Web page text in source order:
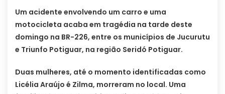
Um acidente envolvendo um carro e uma
motocicleta acaba em tragédia na tarde deste
domingo na BR-226, entre os municípios de Jucurutu
e Triunfo Potiguar, na região Seridó Potiguar.
Duas mulheres, até o momento identificadas como
Licélia Araújo é Zilma, morreram no local. Uma